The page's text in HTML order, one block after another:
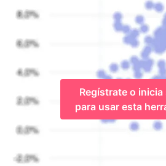
Regístrate o inicia
para usar esta